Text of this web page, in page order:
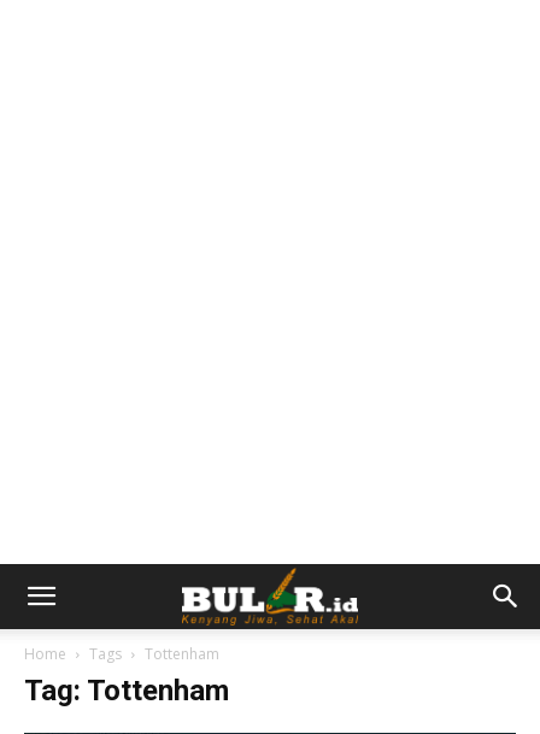
Home Tags Tottenham
Tag: Tottenham